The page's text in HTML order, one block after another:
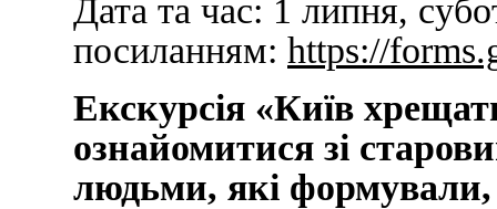
Дата та час: 1 липня,
посиланням: https://
Екскурсія «Київ
ознайомитися зі
людьми, які формували,